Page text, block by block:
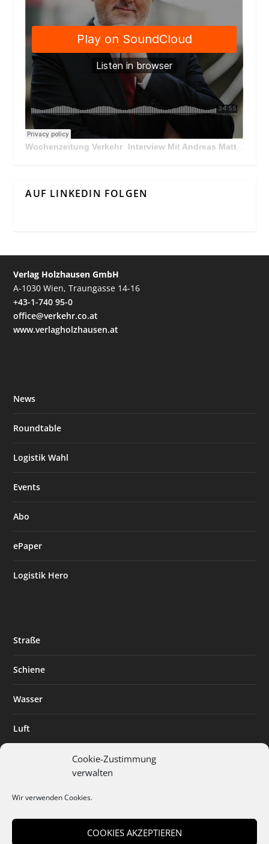
Cookie-Zustimmung
verwalten
Wir verwenden Cookies.
COOKIES AKZEPTIEREN
Wochenzeitung Verkehr · Interview Mit Andreas Matthä, CEO der ÖBB Holding
AUF LINKEDIN FOLGEN
Verlag Holzhausen GmbH
A-1030 Wien, Traungasse 14-16
+43-1-740 95-0
office@verkehr.co.at
www.verlagholzhausen.at
News
Roundtable
Logistik Wahl
Events
Abo
ePaper
Logistik Hero
Straße
Schiene
Wasser
Luft
Digitalisierung